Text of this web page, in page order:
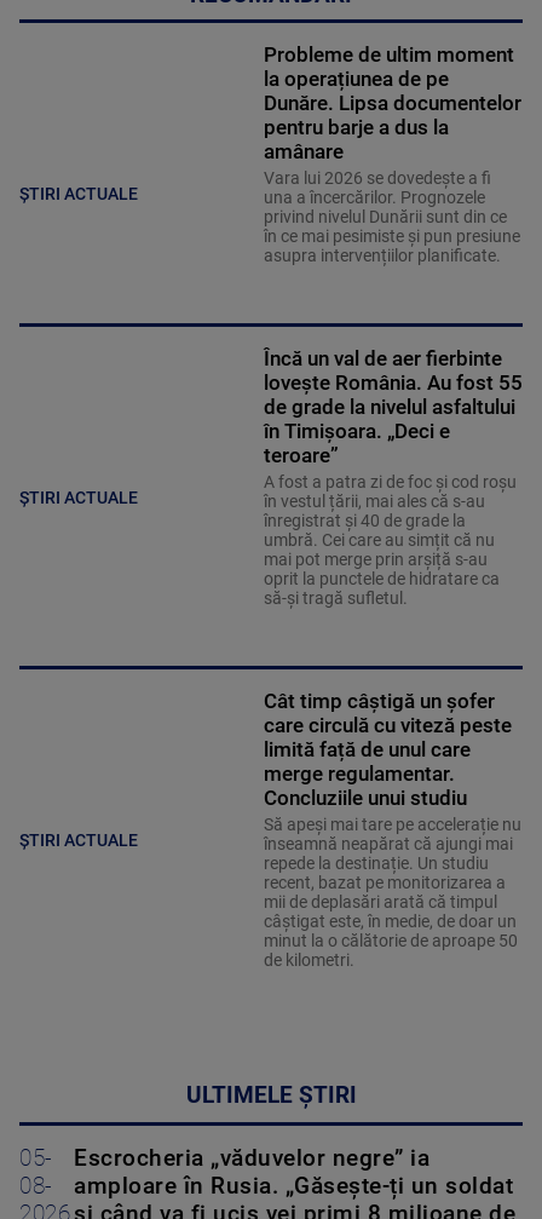
ȘTIRI ACTUALE
Probleme de ultim moment
la operațiunea de pe
Dunăre. Lipsa documentelor
pentru barje a dus la
amânare
Vara lui 2026 se dovedește a fi
una a încercărilor. Prognozele
privind nivelul Dunării sunt din ce
în ce mai pesimiste și pun presiune
asupra intervențiilor planificate.
ȘTIRI ACTUALE
Încă un val de aer fierbinte
lovește România. Au fost 55
de grade la nivelul asfaltului
în Timișoara. „Deci e
teroare”
A fost a patra zi de foc și cod roșu
în vestul țării, mai ales că s-au
înregistrat și 40 de grade la
umbră. Cei care au simțit că nu
mai pot merge prin arșiță s-au
oprit la punctele de hidratare ca
să-și tragă sufletul.
ȘTIRI ACTUALE
Cât timp câștigă un șofer
care circulă cu viteză peste
limită față de unul care
merge regulamentar.
Concluziile unui studiu
Să apeși mai tare pe accelerație nu
înseamnă neapărat că ajungi mai
repede la destinație. Un studiu
recent, bazat pe monitorizarea a
mii de deplasări arată că timpul
câștigat este, în medie, de doar un
minut la o călătorie de aproape 50
de kilometri.
ULTIMELE ȘTIRI
05-
08-
Escrocheria „văduvelor negre” ia
amploare în Rusia. „Găsește-ți un soldat